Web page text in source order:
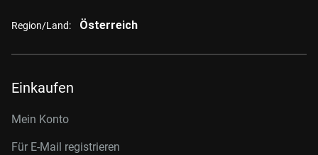
Region/Land: Österreich
Einkaufen
Mein Konto
Für E-Mail registrieren